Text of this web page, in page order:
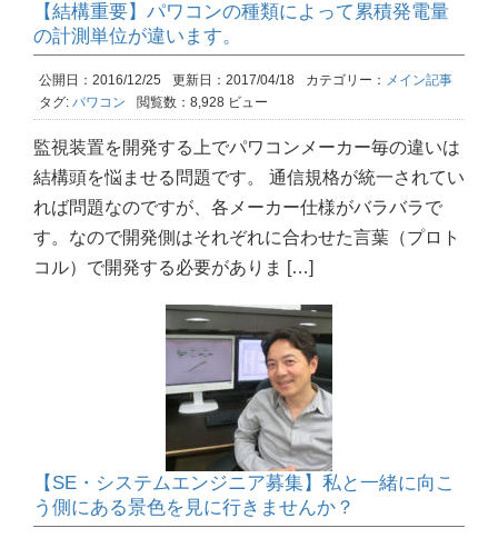
【結構重要】パワコンの種類によって累積発電量
の計測単位が違います。
公開日：2016/12/25 更新日：2017/04/18 カテゴリー： メイン記事
タグ: パワコン 閲覧数：8,928 ビュー
監視装置を開発する上でパワコンメーカー毎の違いは
結構頭を悩ませる問題です。 通信規格が統一されてい
れば問題なのですが、各メーカー仕様がバラバラで
す。なので開発側はそれぞれに合わせた言葉（プロト
コル）で開発する必要がありま […]
【SE・システムエンジニア募集】私と一緒に向こ
う側にある景色を見に行きませんか？